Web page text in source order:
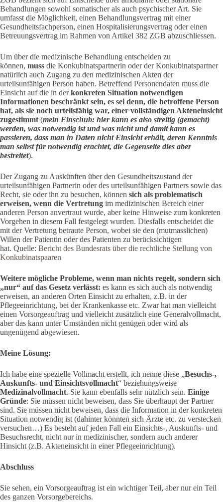
Behandlungen sowohl somatischer als auch psychischer Art. Sie
umfasst die Möglichkeit, einen Behandlungsvertrag mit einer
Gesundheitsfachperson, einen Hospitalisierungsvertrag oder einen
Betreuungsvertrag im Rahmen von Artikel 382 ZGB abzuschliessen.
Um über die medizinische Behandlung entscheiden zu
können, muss die Konkubinatspartnerin oder der Konkubinatspartner
natürlich auch Zugang zu den medizinischen Akten der
urteilsunfähigen Person haben. Betreffend Personendaten muss die
Einsicht auf die in derkonkreten Situation notwendigen
Informationen beschränkt sein, es sei denn, die betroffene Person
hat, als sie noch urteilsfähig war, einer vollständigen Akteneinsicht
zugestimmt (mein Einschub: hier kann es also streitig (gemacht)
werden, was notwendig ist und was nicht und damit kann es
passieren, dass man in Daten nicht Einsicht erhält, deren Kenntnis
man selbst für notwendig erachtet, die Gegenseite dies aber
bestreitet).
Der Zugang zu Auskünften über den Gesundheitszustand der
urteilsunfähigen Partnerin oder des urteilsunfähigen Partners sowie das
Recht, sie oder ihn zu besuchen, können sich als problematisch
erweisen, wenn die Vertretung im medizinischen Bereich einer
anderen Person anvertraut wurde, aber keine Hinweise zum konkreten
Vorgehen in diesem Fall festgelegt wurden. Diesfalls entscheidet die
mit der Vertretung betraute Person, wobei sie den (mutmasslichen)
Willen der Patientin oder des Patienten zu berücksichtigen
hat. Quelle: Bericht des Bundesrats über die rechtliche Stellung von
Konkubinatspaaren
Weitere mögliche Probleme, wenn man nichts regelt, sondern sich
„nur“ auf das Gesetz verlässt: es kann es sich auch als notwendig
erweisen, an anderen Orten Einsicht zu erhalten, z.B. in der
Pflegeeinrichtung, bei der Krankenkasse etc. Zwar hat man vielleicht
einen Vorsorgeauftrag und vielleicht zusätzlich eine Generalvollmacht,
aber das kann unter Umständen nicht genügen oder wird als
ungenügend abgewiesen.
Meine Lösung:
Ich habe eine spezielle Vollmacht erstellt, ich nenne diese „Besuchs-,
Auskunfts- und Einsichtsvollmacht“ beziehungsweise
Medizinalvollmacht. Sie kann ebenfalls sehr nützlich sein. Einige
Gründe: Sie müssen nicht beweisen, dass Sie überhaupt der Partner
sind. Sie müssen nicht beweisen, dass die Information in der konkreten
Situation notwendig ist (dahinter könnten sich Ärzte etc. zu verstecken
versuchen…) Es besteht auf jeden Fall ein Einsichts-, Auskunfts- und
Besuchsrecht, nicht nur in medizinischer, sondern auch anderer
Hinsicht (z.B. Akteneinsicht in einer Pflegeeinrichtung).
Abschluss
Sie sehen, ein Vorsorgeauftrag ist ein wichtiger Teil, aber nur ein Teil
des ganzen Vorsorgebereichs.